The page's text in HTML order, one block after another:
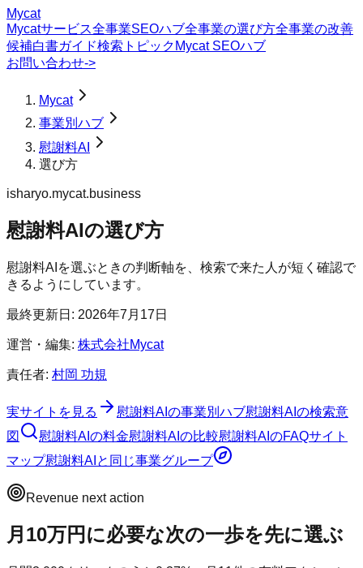
Mycat
Mycatサービス全事業SEOハブ全事業の選び方全事業の改善
候補白書ガイド検索トピック Mycat SEOハブ
お問い合わせ->
Mycat
事業別ハブ
慰謝料AI
選び方
isharyo.mycat.business
慰謝料AIの選び方
慰謝料AIを選ぶときの判断軸を、検索で来た人が短く確認で
きるようにしています。
最終更新日: 2026年7月17日
運営・編集: 株式会社Mycat
責任者: 村岡 功規
実サイトを見る 慰謝料AI の事業別ハブ慰謝料AI の検索意
図
慰謝料AI の料金慰謝料AI の比較慰謝料AI のFAQサイト
マップ慰謝料AI と同じ事業グループ
Revenue next action
月10万円に必要な次の一歩を先に選ぶ